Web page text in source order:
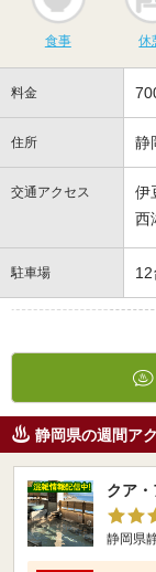
食事 休
料金
住所 静
交通アクセス
伊
西
駐車場 12
静岡県の週間ア
クア
静岡県